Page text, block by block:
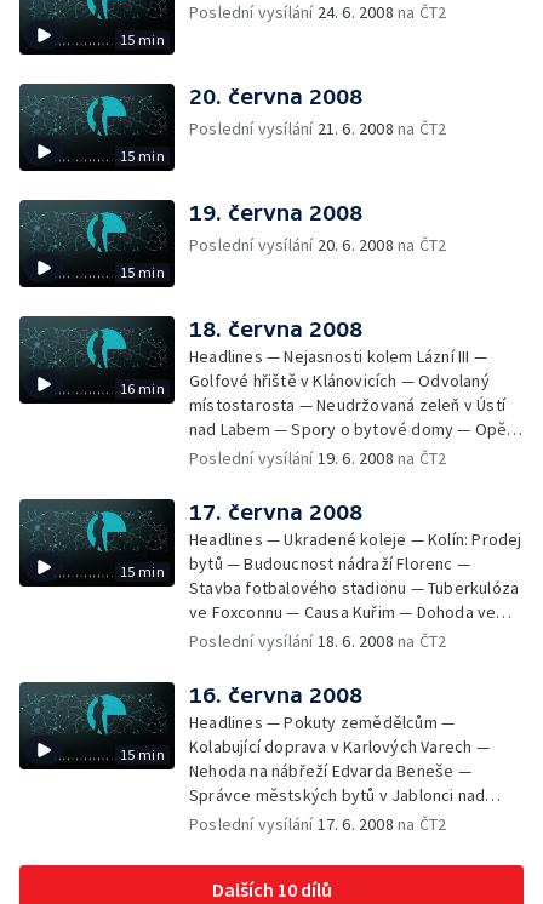
15 min
Poslední vysílání 24. 6. 2008 na ČT2
15 min
20. června 2008
Poslední vysílání 21. 6. 2008 na ČT2
15 min
19. června 2008
Poslední vysílání 20. 6. 2008 na ČT2
16 min
18. června 2008
Headlines — Nejasnosti kolem Lázní III —
Golfové hřiště v Klánovicích — Odvolaný
místostarosta — Neudržovaná zeleň v Ústí
nad Labem — Spory o bytové domy — Opět
průjezdná křižovatka — Výstavba okruhu
Kuřimská kauza 2. dnem u soudu — Poplatky
novorozenců v porodnici — Milovice —
Nejkrásnější nádraží
Poslední vysílání19. 6. 2008 na ČT2
15 min
17. června 2008
Headlines — Ukradené koleje — Kolín: Prodej
bytů — Budoucnost nádraží Florenc —
Stavba fotbalového stadionu — Tuberkulóza
ve Foxconnu — Causa Kuřim — Dohoda ve
straně Zelených — Tunelování Lesů ČR? —
Pictus naposledy v ČR
Poslední vysílání18. 6. 2008 na ČT2
15 min
16. června 2008
Headlines — Pokuty zemědělcům —
Kolabující doprava v Karlových Varech —
Nehoda na nábřeží Edvarda Beneše —
Správce městských bytů v Jablonci nad
Nisou — Kateřina Jacques odstoupila ze své
— Marcela Urbanová obviněna z křivé
výpovědi — Nadprůměrná sklizeň obilí —
Poslední vysílání17. 6. 2008 na ČT2
Dalších 10 dílů